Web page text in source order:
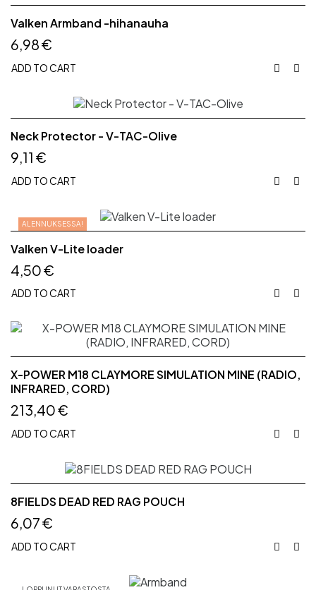
Valken Armband -hihanauha
6,98 €
ADD TO CART  
Neck Protector - V-TAC-Olive
9,11 €
ADD TO CART  
ALENNUKSESSA!
Valken V-Lite loader
4,50 €
ADD TO CART  
X-POWER M18 CLAYMORE SIMULATION MINE (RADIO,
INFRARED, CORD)
213,40 €
ADD TO CART  
8FIELDS DEAD RED RAG POUCH
6,07 €
ADD TO CART  